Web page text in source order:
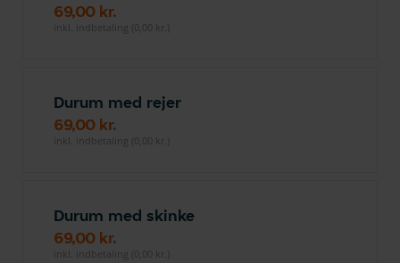
69,00 kr.
inkl. indbetaling (0,00 kr.)
Durum med rejer
69,00 kr.
inkl. indbetaling (0,00 kr.)
Durum med skinke
69,00 kr.
inkl. indbetaling (0,00 kr.)